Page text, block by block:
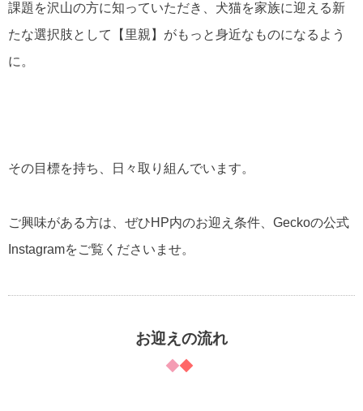
課題を沢山の方に知っていただき、犬猫を家族に迎える新
たな選択肢として【里親】がもっと身近なものになるよう
に。
その目標を持ち、日々取り組んでいます。
ご興味がある方は、ぜひHP内のお迎え条件、Geckoの公式
Instagramをご覧くださいませ。
お迎えの流れ